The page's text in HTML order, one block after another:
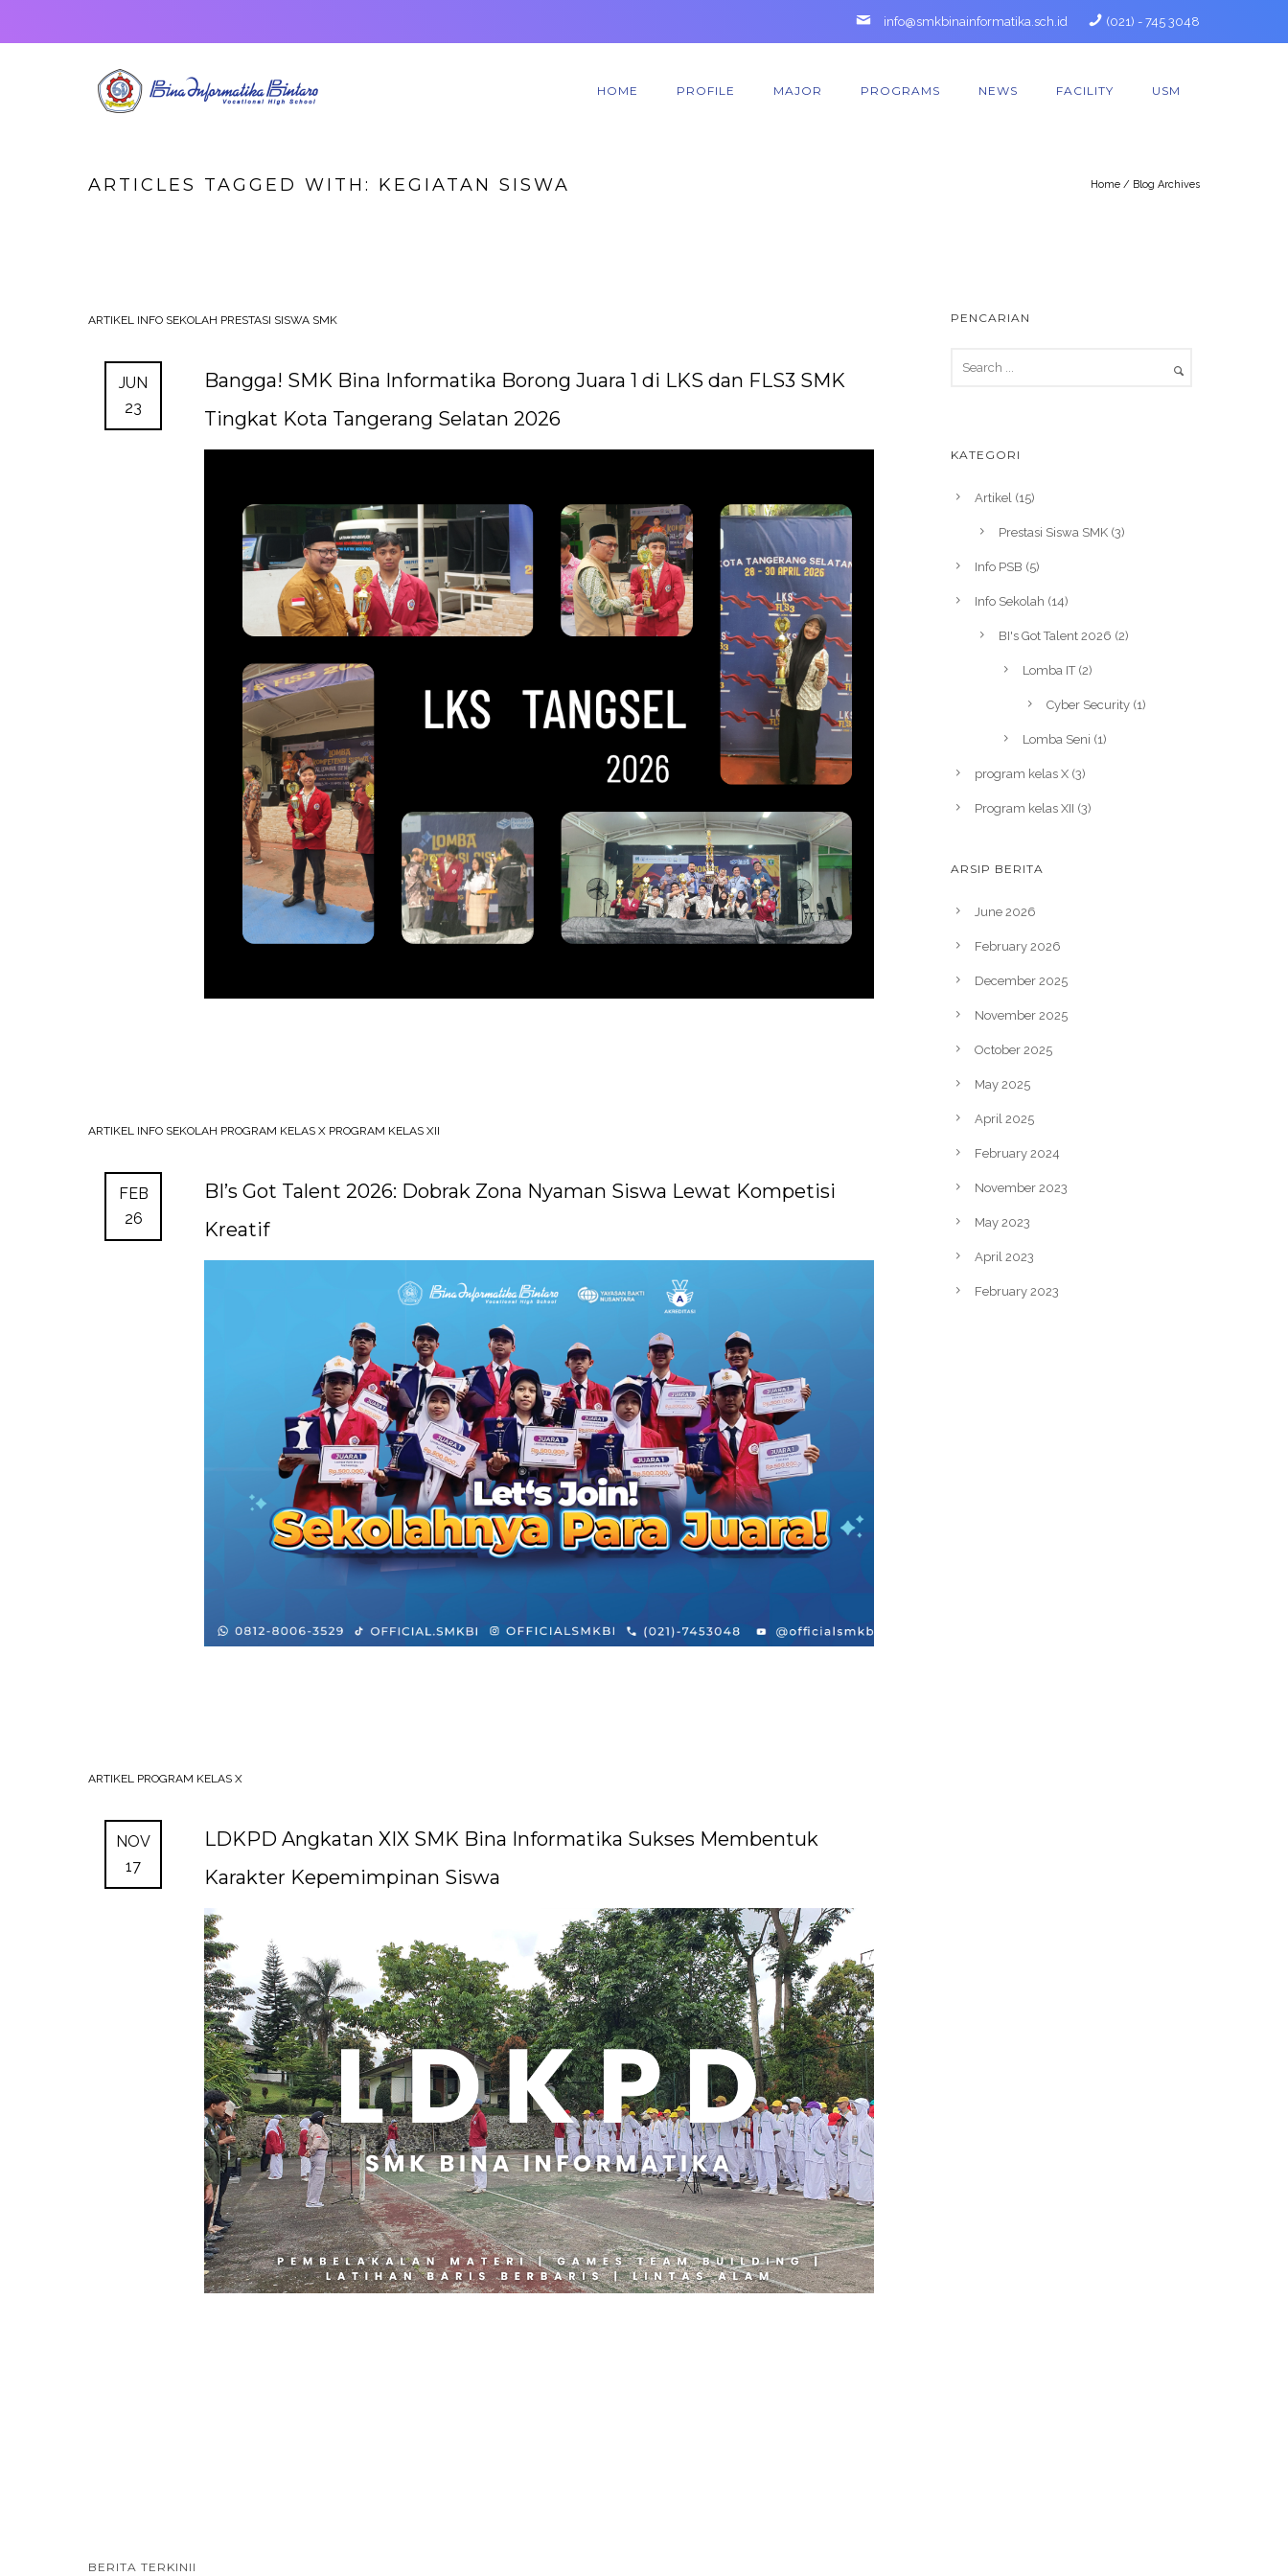
info@smkbinainformatika.sch.id (021) - 745 3048
HOME PROFILE MAJOR PROGRAMS NEWS FACILITY USM
ARTICLES TAGGED WITH: KEGIATAN SISWA Home / Blog Archives
ARTIKEL INFO SEKOLAH PRESTASI SISWA SMK
JUN
23
Bangga! SMK Bina Informatika Borong Juara 1 di LKS dan FLS3 SMK
Tingkat Kota Tangerang Selatan 2026
ARTIKEL INFO SEKOLAH PROGRAM KELAS X PROGRAM KELAS XII
FEB
26
BI’s Got Talent 2026: Dobrak Zona Nyaman Siswa Lewat Kompetisi
Kreatif
ARTIKEL PROGRAM KELAS X
NOV
17
LDKPD Angkatan XIX SMK Bina Informatika Sukses Membentuk
Karakter Kepemimpinan Siswa
PENCARIAN
KATEGORI
Artikel (15)
Prestasi Siswa SMK (3)
Info PSB (5)
Info Sekolah (14)
BI's Got Talent 2026 (2)
Lomba IT(2)
Cyber Security (1)
Lomba Seni (1)
program kelas X (3)
Program kelas XII (3)
ARSIP BERITA
June 2026
February 2026
December 2025
November 2025
October 2025
May 2025
April 2025
February 2024
November 2023
May 2023
April 2023
February 2023
BERITA TERKINII